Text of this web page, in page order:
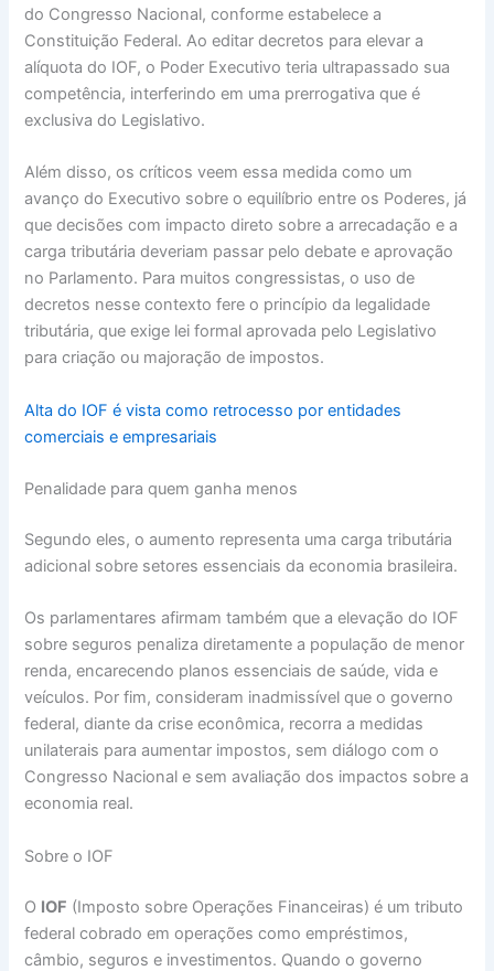
do Congresso Nacional, conforme estabelece a
Constituição Federal. Ao editar decretos para elevar a
alíquota do IOF, o Poder Executivo teria ultrapassado sua
competência, interferindo em uma prerrogativa que é
exclusiva do Legislativo.
Além disso, os críticos veem essa medida como um
avanço do Executivo sobre o equilíbrio entre os Poderes, já
que decisões com impacto direto sobre a arrecadação e a
carga tributária deveriam passar pelo debate e aprovação
no Parlamento. Para muitos congressistas, o uso de
decretos nesse contexto fere o princípio da legalidade
tributária, que exige lei formal aprovada pelo Legislativo
para criação ou majoração de impostos.
Alta do IOF é vista como retrocesso por entidades
comerciais e empresariais
Penalidade para quem ganha menos
Segundo eles, o aumento representa uma carga tributária
adicional sobre setores essenciais da economia brasileira.
Os parlamentares afirmam também que a elevação do IOF
sobre seguros penaliza diretamente a população de menor
renda, encarecendo planos essenciais de saúde, vida e
veículos. Por fim, consideram inadmissível que o governo
federal, diante da crise econômica, recorra a medidas
unilaterais para aumentar impostos, sem diálogo com o
Congresso Nacional e sem avaliação dos impactos sobre a
economia real.
Sobre o IOF
O IOF (Imposto sobre Operações Financeiras) é um tributo
federal cobrado em operações como empréstimos,
câmbio, seguros e investimentos. Quando o governo